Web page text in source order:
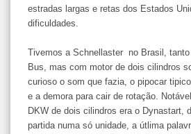
estradas largas e retas dos Estados
dificuldades.
Tivemos a Schnellaster no Brasil, tanto
Bus, mas com motor de dois cilindros
curioso o som que fazia, o pipocar
e a demora para cair de rotação.
DKW de dois cilindros era o Dynastart,
partida numa só unidade, a útlima